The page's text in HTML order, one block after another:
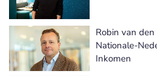
Robin van
Nationale-
Inkomen